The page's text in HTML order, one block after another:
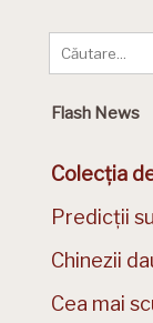
Flash News
Colecția
Predicții
Chinezii
Cea mai